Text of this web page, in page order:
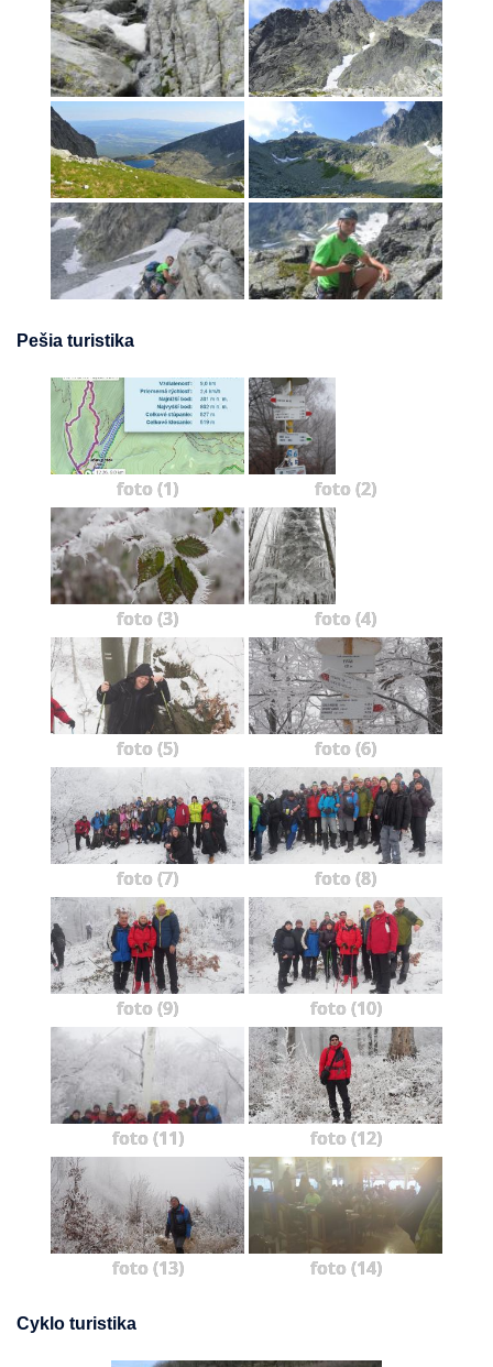
Pešia turistika
foto (1) foto (2)
foto (3) foto (4)
foto (5) foto (6)
foto (7) foto (8)
foto (9) foto (10)
foto (11) foto (12)
foto (13) foto (14)
Cyklo turistika